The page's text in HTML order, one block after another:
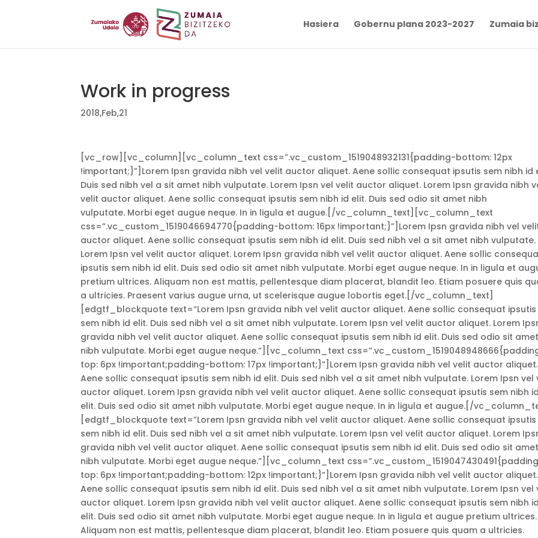
Hasiera Gobernu plana 2023-2027 Zumaia
Work in progress
2018,Feb,21
[vc_row][vc_column][vc_column_text css=”.vc_custom_1519048932131{padding-bottom: 12px
!important;}”]Lorem Ipsn gravida nibh vel velit auctor aliquet. Aene sollic consequat ipsutis sem nibh id
Duis sed nibh vel a sit amet nibh vulputate. Lorem Ipsn vel velit auctor aliquet. Lorem Ipsn gravida nibh
velit auctor aliquet. Aene sollic consequat ipsutis sem nibh id elit. Duis sed odio sit amet nibh
vulputate. Morbi eget augue neque. In in ligula et augue.[/vc_column_text][vc_column_text
css=”.vc_custom_1519046694770{padding-bottom: 16px !important;}”]Lorem Ipsn gravida nibh vel
auctor aliquet. Aene sollic consequat ipsutis sem nibh id elit. Duis sed nibh vel a sit amet nibh vulputate.
Lorem Ipsn vel velit auctor aliquet. Lorem Ipsn gravida nibh vel velit auctor aliquet. Aene sollic
ipsutis sem nibh id elit. Duis sed odio sit amet nibh vulputate. Morbi eget augue neque. In in ligula et
pretium ultrices. Aliquam non est mattis, pellentesque diam placerat, blandit leo. Etiam posuere quis
a ultricies. Praesent varius augue urna, ut scelerisque augue lobortis eget.[/vc_column_text]
[edgtf_blockquote text=”Lorem Ipsn gravida nibh vel velit auctor aliquet. Aene sollic consequat ipsutis
sem nibh id elit. Duis sed nibh vel a sit amet nibh vulputate. Lorem Ipsn vel velit auctor aliquet. Lorem
gravida nibh vel velit auctor aliquet. Aene sollic consequat ipsutis sem nibh id elit. Duis sed odio sit amet
nibh vulputate. Morbi eget augue neque.”][vc_column_text
top: 6px !important;padding-bottom: 17px !important;}”]Lorem Ipsn gravida nibh vel velit auctor aliquet.
Aene sollic consequat ipsutis sem nibh id elit. Duis sed nibh vel a sit amet nibh vulputate. Lorem Ipsn vel
auctor aliquet. Lorem Ipsn gravida nibh vel velit auctor aliquet. Aene sollic consequat ipsutis sem nibh id
elit. Duis sed odio sit amet nibh vulputate. Morbi eget augue neque. In in ligula et augue.[/
[edgtf_blockquote text=”Lorem Ipsn gravida nibh vel velit auctor aliquet. Aene sollic consequat ipsutis
sem nibh id elit. Duis sed nibh vel a sit amet nibh vulputate. Lorem Ipsn vel velit auctor aliquet. Lorem
gravida nibh vel velit auctor aliquet. Aene sollic consequat ipsutis sem nibh id elit. Duis sed odio sit amet
nibh vulputate. Morbi eget augue neque.”][vc_column_text
top: 6px !important;padding-bottom: 12px !important;}”]Lorem Ipsn gravida nibh vel velit auctor aliquet.
Aene sollic consequat ipsutis sem nibh id elit. Duis sed nibh vel a sit amet nibh vulputate. Lorem Ipsn vel
auctor aliquet. Lorem Ipsn gravida nibh vel velit auctor aliquet. Aene sollic consequat ipsutis sem nibh id
elit. Duis sed odio sit amet nibh vulputate. Morbi eget augue neque. In in ligula et augue pretium ultrices.
Aliquam non est mattis, pellentesque diam placerat, blandit leo. Etiam posuere quis quam a ultricies.